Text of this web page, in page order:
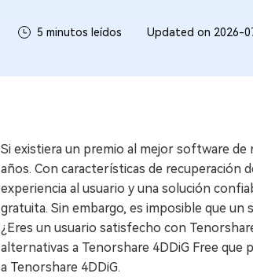
5 minutos leídos Updated on 2026-
Si existiera un premio al mejor software
años. Con características de recuperación
experiencia al usuario y una solución
gratuita. Sin embargo, es imposible que
¿Eres un usuario satisfecho con
alternativas a Tenorshare 4DDiG Free que
a Tenorshare 4DDiG.